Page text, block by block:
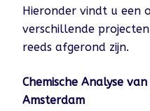
Hieronder vindt u een
verschillende
reeds afgerond zijn.
Chemische Analyse
Amsterdam